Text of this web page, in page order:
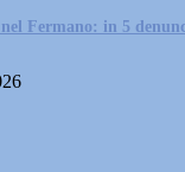
Fermano: in 5